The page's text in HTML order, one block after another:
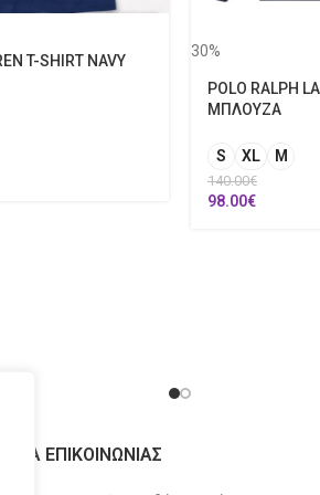
T-SHIRT NAVY
30%
POLO RALPH
ΜΠΛΟΥΖΑ
S XL M
140.00€
98.00€
ΕΠΙΚΟΙΝΩΝΙΑΣ